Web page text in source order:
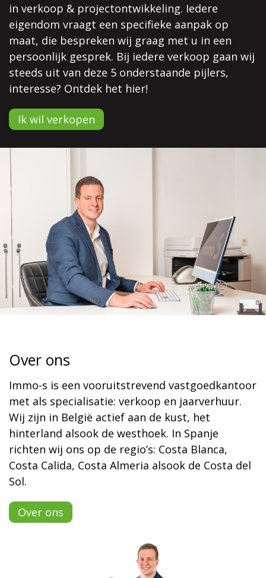
in verkoop & projectontwikkeling. Iedere
eigendom vraagt een specifieke aanpak op
maat, die bespreken wij graag met u in een
persoonlijk gesprek. Bij iedere verkoop gaan wij
steeds uit van deze 5 onderstaande pijlers,
interesse? Ontdek het hier!
Ik wil verkopen
Over ons
Immo-s is een vooruitstrevend vastgoedkantoor
met als specialisatie: verkoop en jaarverhuur.
Wij zijn in België actief aan de kust, het
hinterland alsook de westhoek. In Spanje
richten wij ons op de regio’s: Costa Blanca,
Costa Calida, Costa Almeria alsook de Costa del
Sol.
Over ons